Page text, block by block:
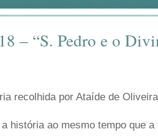
– “S. Pedro e o
recolhida por Ataíde de
história ao mesmo tempo que